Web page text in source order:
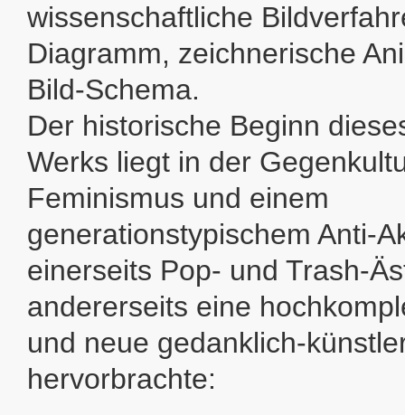
wissenschaftliche
Diagramm, zeichnerische
Bild-Schema.
Der historische Beginn
Werks liegt in der
Feminismus und einem
generationstypischem Anti-
einerseits Pop- und Trash-
andererseits eine
und neue gedanklich-
hervorbrachte: